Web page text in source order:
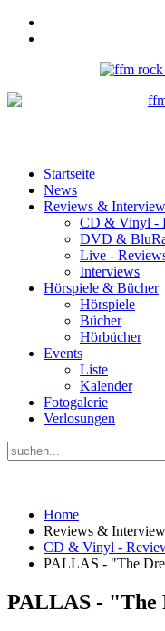
Startseite
News
Reviews &
CD & Vinyl -
DVD &
Live -
Interviews
Hörspiele & Bücher
Hörspiele
Bücher
Hörbücher
Events
Liste
Kalender
Fotogalerie
Verlosungen
Home
Reviews &
CD & Vinyl -
PALLAS - "The
PALLAS - "The